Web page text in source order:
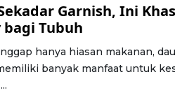
Garnish, Ini
bagi Tubuh
hanya hiasan makanan,
banyak manfaat untuk